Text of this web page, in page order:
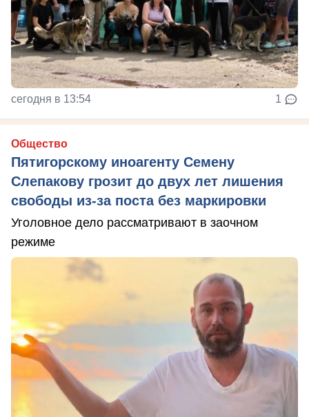
сегодня в 13:54 1
Общество
Пятигорскому иноагенту Семену
Слепакову грозит до двух лет лишения
свободы из-за поста без маркировки
Уголовное дело рассматривают в заочном
режиме